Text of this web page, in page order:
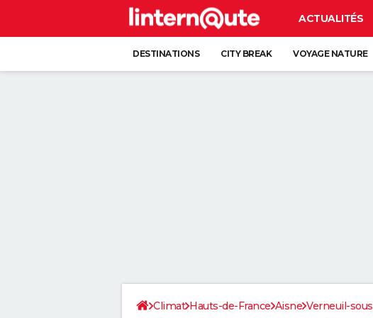
ACTUALITÉS
DESTINATIONS CITY BREAK VOYAGE NATURE
Climat Hauts-de-France Aisne Verneuil-